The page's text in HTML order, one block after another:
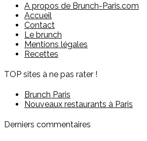
A propos de Brunch-Paris.com
Accueil
Contact
Le brunch
Mentions légales
Recettes
TOP sites à ne pas rater !
Brunch Paris
Nouveaux restaurants à Paris
Derniers commentaires